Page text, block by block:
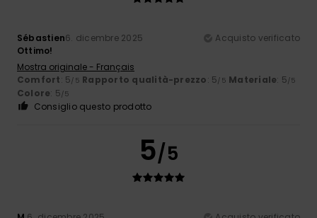
Sébastien6. dicembre 2025
Acquisto verificato
Ottimo!
Mostra originale - Français
Comfort: 5/5 Rapporto qualità-prezzo: 5/5 Materiale: 5/5
Colore: 5/5
Consiglio questo prodotto
5/5